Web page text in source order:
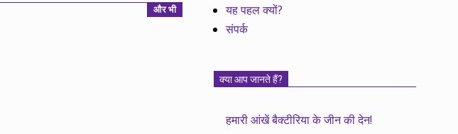
और भी
यह पहल क्यों?
संपर्क
क्या आप जानते हैं?
हमारी आंखें बैक्टीरिया के जीन की देन!